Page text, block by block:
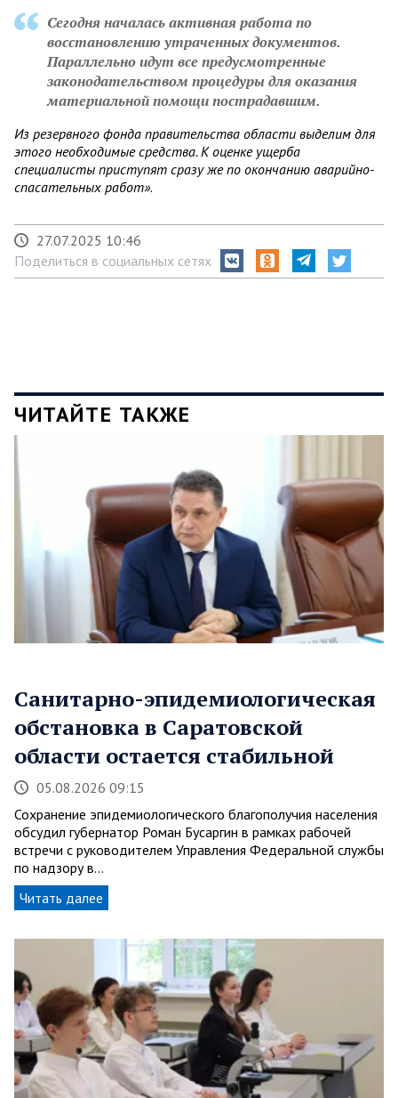
Сегодня началась активная работа по
восстановлению утраченных документов.
Параллельно идут все предусмотренные
законодательством процедуры для оказания
материальной помощи пострадавшим.
Из резервного фонда правительства области выделим для
этого необходимые средства. К оценке ущерба
специалисты приступят сразу же по окончанию аварийно-
спасательных работ».
27.07.2025 10:46
Поделиться в социальных сетях
ЧИТАЙТЕ ТАКЖЕ
Санитарно-эпидемиологическая
обстановка в Саратовской
области остается стабильной
05.08.2026 09:15
Сохранение эпидемиологического благополучия населения
обсудил губернатор Роман Бусаргин в рамках рабочей
встречи с руководителем Управления Федеральной службы
по надзору в…
Читать далее